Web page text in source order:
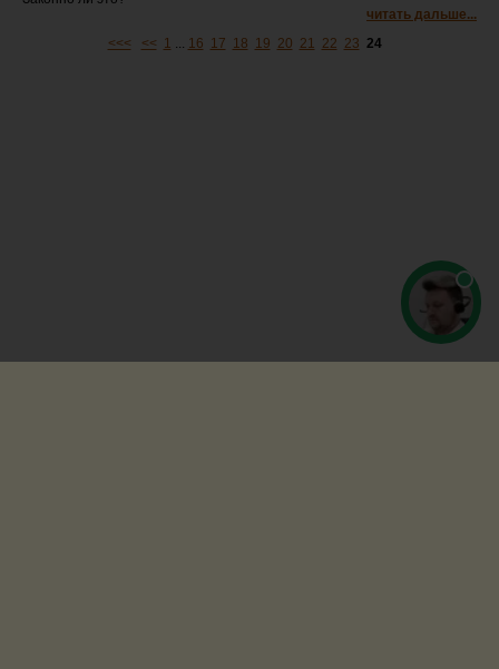
читать дальше...
<<<
<< 1 ... 16 17 18 19 20 21 22 23 24